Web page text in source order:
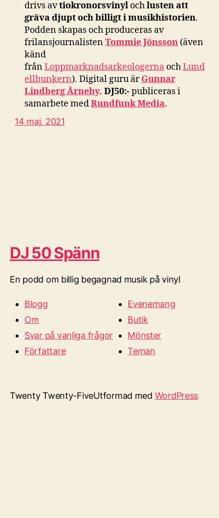
drivs avtiokronorsvinyl ochlusten att
gräva djupt och billigt i musikhistorien.
Podden skapas och produceras av
frilansjournalistenTommie Jönsson (även
känd
frånLoppmarknadsarkeologerna ochLund
ellbunkern). Digital guru ärGunnar
Lindberg Årneby. DJ50:-publiceras i
samarbete medRundfunk Media.
14 maj, 2021
DJ 50 Spänn
En podd om billig begagnad musik på vinyl
Blogg
Om
Svar på vanliga frågor
Författare
Evenemang
Butik
Mönster
Teman
Twenty Twenty-FiveUtformad med WordPress